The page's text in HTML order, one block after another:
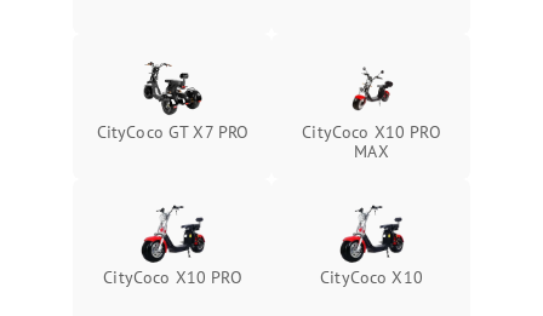
CityCoco GT X7 PRO
CityCoco X10 PRO
MAX
CityCoco X10 PRO CityCoco X10